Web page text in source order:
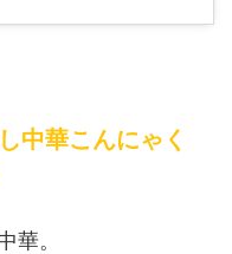
中華こんにゃく
華。